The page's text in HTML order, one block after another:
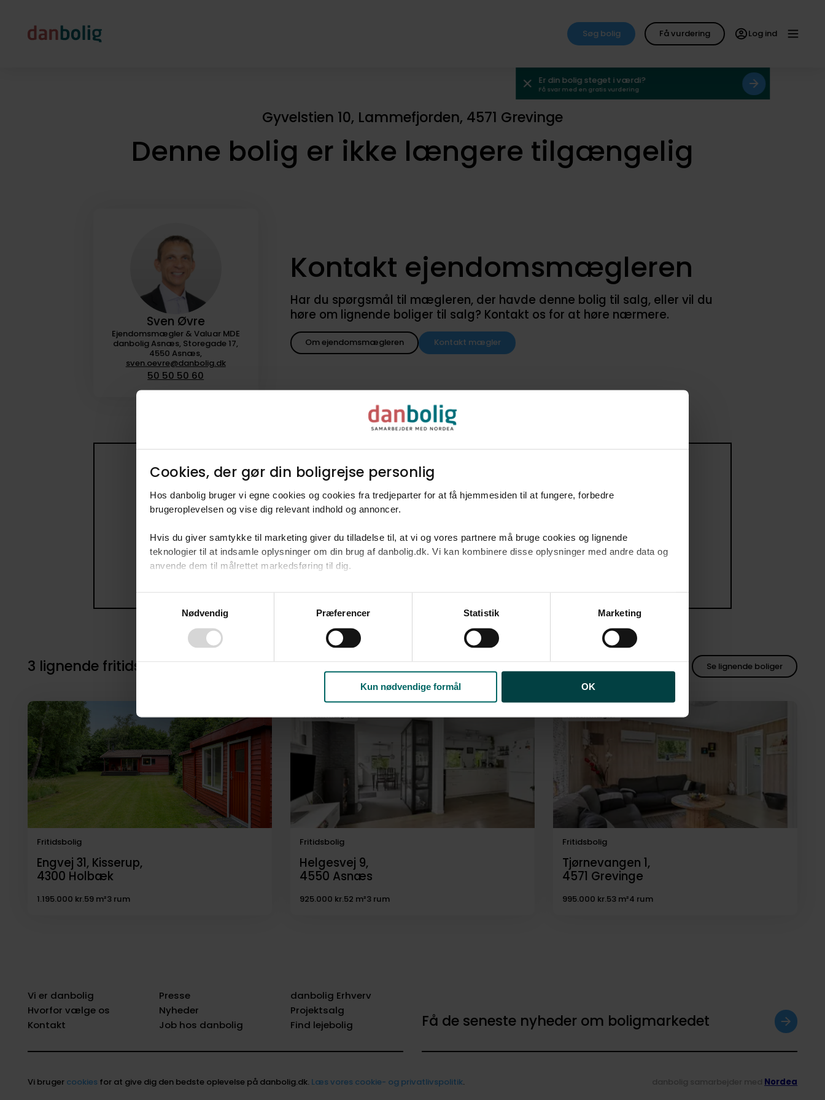
Cookies, der gør din boligrejse personlig​
Hos danbolig bruger vi egne cookies og cookies fra tredjeparter for at få hjemmesiden til at fungere, forbedre
brugeroplevelsen og vise dig relevant indhold og annoncer.​
Hvis du giver samtykke til marketing giver du tilladelse til, at vi og vores partnere må bruge cookies og lignende
teknologier til at indsamle oplysninger om din brug af danbolig.dk. Vi kan kombinere disse oplysninger med andre data og
anvende dem til målrettet markedsføring til dig.​
Ved at klikke på ”OK” giver du samtykke til alle formål. Du kan til enhver tid læse mere om brugen af cookies samt
tilbagekalde dit samtykke ved at følge linket til vores
. Oplysninger om behandling af personoplysninger
Nødvendig Præferencer Statistik Marketing
Kun nødvendige formål OK
Søg bolig Få vurdering Log ind
Er din bolig steget i værdi?
Få svar med en gratis vurdering
Gyvelstien 10, Lammefjorden, 4571 Grevinge
Denne bolig er ikke længere tilgængelig
Sven Øvre
Ejendomsmægler & Valuar MDE
danbolig Asnæs, Storegade 17,
4550 Asnæs,
sven.oevre@danbolig.dk
50 50 50 60
Kontakt ejendomsmægleren
Har du spørgsmål til mægleren, der havde denne bolig til salg, eller vil du
høre om lignende boliger til salg? Kontakt os for at høre nærmere.
Om ejendomsmægleren Kontakt mægler
Få besked når lignende boliger kommer til salg
Opret en søgeagent i danboligs køberkartotek og få besked når nye boliger kommer til salg
3 lignende fritidsboliger i nærheden til 900.000-1.200.000 kr. på omkring 54 m Se lignende boliger
Fritidsbolig
Engvej 31, Kisserup,
4300 Holbæk
1.195.000 kr.59 m²3 rum
Anden mægler
Fritidsbolig
Helgesvej 9,
4550 Asnæs
925.000 kr.52 m²3 rum
Anden mægler
Fritidsbolig
Tjørnevangen 1,
4571 Grevinge
995.000 kr.53 m²4 rum
Få de seneste nyheder om boligmarkedet
Vi er danbolig
Hvorfor vælge os
Kontakt
Presse
Nyheder
Job hos danbolig
danbolig Erhverv
Projektsalg
Find lejebolig
Vi bruger cookies for at give dig den bedste oplevelse på danbolig.dk. Læs vores cookie- og privatlivspolitik. Nordea